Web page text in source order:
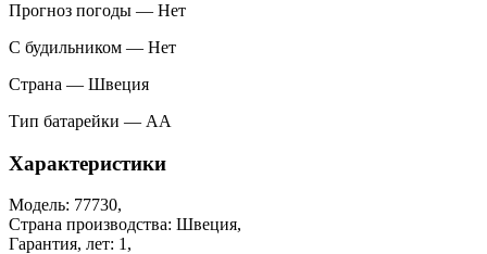
Прогноз погоды — Нет
С будильником — Нет
Страна — Швеция
Тип батарейки — AA
Характеристики
Модель: 77730,
Страна производства: Швеция,
Гарантия, лет: 1,